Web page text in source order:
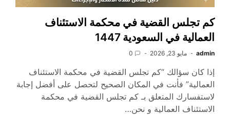
كم تجلس القضية في محكمة الاستئناف
العمالية في السعودية 1447
admin مايو 23, 2026 0
إذا كان سؤالك “كم تجلس القضية في محكمة الاستئناف
العمالية” فأنت في المكان الصحيح لتحصل على أفضل إجابة
لاستفسارك المتعلق بـ كم تجلس القضية في محكمة
الاستئناف العمالية و نحن…